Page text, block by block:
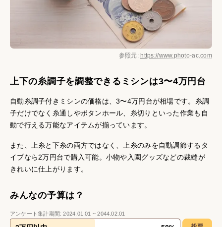
参照元: https://www.photo-ac.com
上下の糸調子を調整できるミシンは3〜4万円台
自動糸調子付きミシンの価格は、3〜4万円台が相場です。糸調
子だけでなく糸通しやボタンホール、糸切りといった作業も自
動で行える万能なアイテムが揃っています。
また、上糸と下糸の両方ではなく、上糸のみを自動調節するタ
イプなら2万円台で購入可能。小物や入園グッズなどの裁縫が
きれいに仕上がります。
みんなの予算は？
アンケート集計期間:2024.01.01 ~2044.02.01